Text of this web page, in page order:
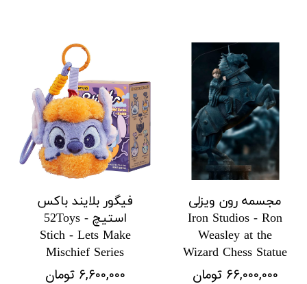
مجسمه رون ویزلی
Iron Studios - Ron
Weasley at the
Wizard Chess Statue
۶۶,۰۰۰,۰۰۰ تومان
فیگور بلایند باکس
استیچ 52Toys -
Stich - Lets Make
Mischief Series
۶,۶۰۰,۰۰۰ تومان